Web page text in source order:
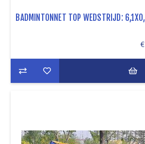
BADMINTONNET TOP WEDSTRIJD: